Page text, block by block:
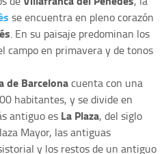
se encuentra en pleno corazón
. En su paisaje predominan los
campo en primavera y de tonos
de Barcelonacuenta con una
habitantes, y se divide en
antiguo es La Plaza, del siglo
Mayor, las antiguas
y los restos de un antiguo